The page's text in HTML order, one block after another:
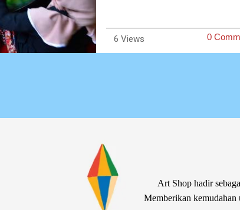
6 0
Art Shop hadir
Memberikan kemudahan